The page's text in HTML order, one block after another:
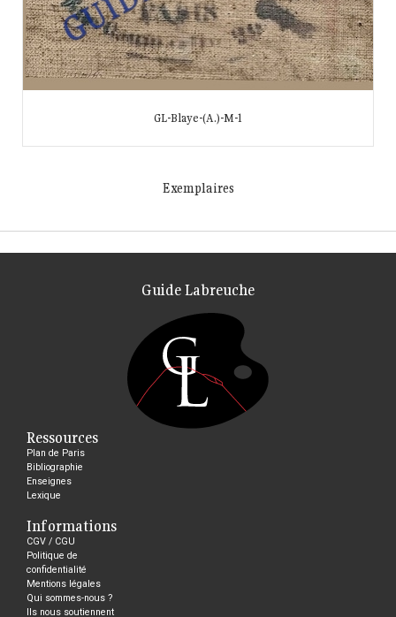
GL-Blaye-(A.)-M-1
Exemplaires
Guide Labreuche
Ressources
Plan de Paris
Bibliographie
Enseignes
Lexique
Informations
CGV / CGU
Politique de
confidentialité
Mentions légales
Qui sommes-nous ?
Ils nous soutiennent